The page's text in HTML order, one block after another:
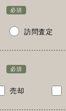
必須
訪問査定
必須
売却